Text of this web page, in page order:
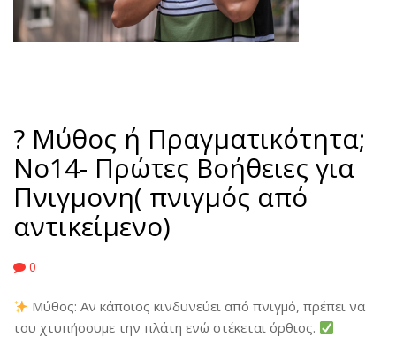
? Μύθος ή Πραγματικότητα;
No14- Πρώτες Βοήθειες για
Πνιγμονη( πνιγμός από
αντικείμενο)
0
Μύθος: Αν κάποιος κινδυνεύει από πνιγμό, πρέπει να
του χτυπήσουμε την πλάτη ενώ στέκεται όρθιος.